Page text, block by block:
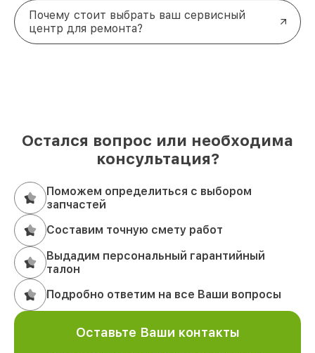
Почему стоит выбрать ваш сервисный
центр для ремонта?
Остался вопрос или необходима
консультация?
Поможем определиться с выбором
запчастей
Составим точную смету работ
Выдадим персональный гарантийный
талон
Подробно ответим на все Ваши вопросы
Оставьте Ваши контакты